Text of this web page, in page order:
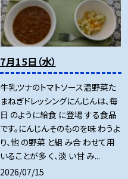
7月15日（水）
牛乳ツナのトマトソース温野菜た
まねぎドレッシングにんじんは、毎
日 のように給食 に登場 する食品
です。にんじんそのものを味 わうよ
り、他 の野菜 と組 み合 わせて用
いることが多 く、淡 い甘 み...
2026/07/15